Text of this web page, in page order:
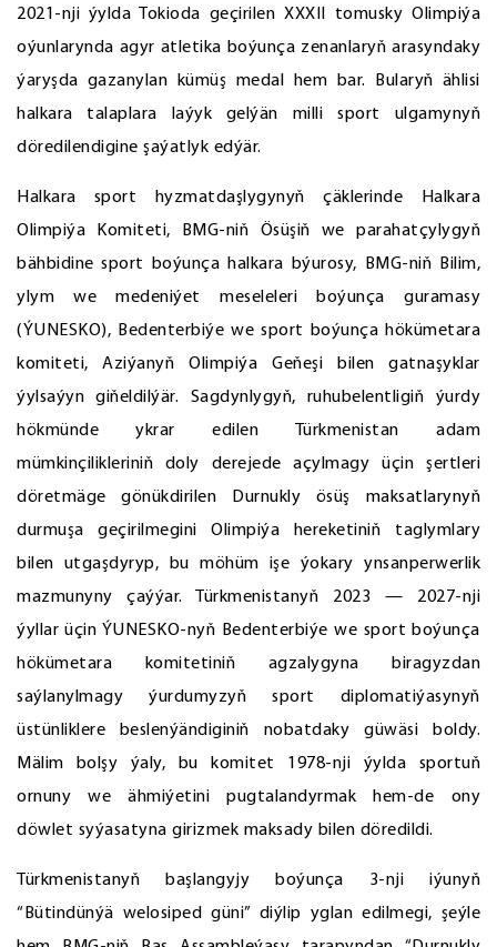
2021-nji ýylda Tokioda geçirilen XXXII tomusky Olimpiýa
oýunlarynda agyr atletika boýunça zenanlaryň arasyndaky
ýaryşda gazanylan kümüş medal hem bar. Bularyň ählisi
halkara talaplara laýyk gelýän milli sport ulgamynyň
döredilendigine şaýatlyk edýär.
Halkara sport hyzmatdaşlygynyň çäklerinde Halkara
Olimpiýa Komiteti, BMG-niň Ösüşiň we parahatçylygyň
bähbidine sport boýunça halkara býurosy, BMG-niň Bilim,
ylym we medeniýet meseleleri boýunça guramasy
(ÝUNESKO), Bedenterbiýe we sport boýunça hökümetara
komiteti, Aziýanyň Olimpiýa Geňeşi bilen gatnaşyklar
ýylsaýyn giňeldilýär. Sagdynlygyň, ruhubelentligiň ýurdy
hökmünde ykrar edilen Türkmenistan adam
mümkinçilikleriniň doly derejede açylmagy üçin şertleri
döretmäge gönükdirilen Durnukly ösüş maksatlarynyň
durmuşa geçirilmegini Olimpiýa hereketiniň taglymlary
bilen utgaşdyryp, bu möhüm işe ýokary ynsanperwerlik
mazmunyny çaýýar. Türkmenistanyň 2023 — 2027-nji
ýyllar üçin ÝUNESKO-nyň Bedenterbiýe we sport boýunça
hökümetara komitetiniň agzalygyna biragyzdan
saýlanylmagy ýurdumyzyň sport diplomatiýasynyň
üstünliklere beslenýändiginiň nobatdaky güwäsi boldy.
Mälim bolşy ýaly, bu komitet 1978-nji ýylda sportuň
ornuny we ähmiýetini pugtalandyrmak hem-de ony
döwlet syýasatyna girizmek maksady bilen döredildi.
Türkmenistanyň başlangyjy boýunça 3-nji iýunyň
“Bütindünýä welosiped güni” diýlip yglan edilmegi, şeýle